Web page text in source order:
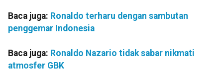
Baca juga: Ronaldo terharu dengan sambutan
penggemar Indonesia
Baca juga: Ronaldo Nazario tidak sabar nikmati
atmosfer GBK